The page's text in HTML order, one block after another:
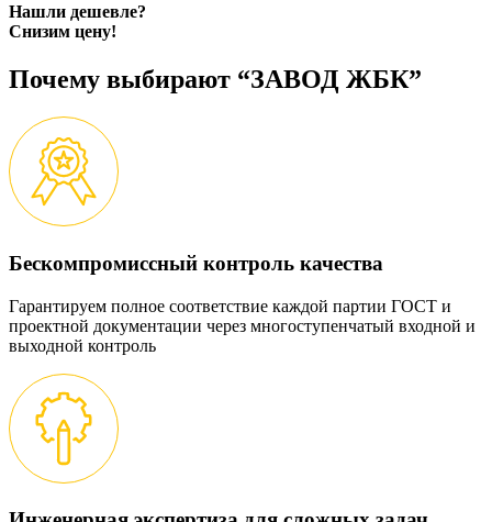
Нашли дешевле?
Снизим цену!
Почему выбирают “ЗАВОД ЖБК”
Бескомпромиссный контроль качества
Гарантируем полное соответствие каждой партии ГОСТ и
проектной документации через многоступенчатый входной и
выходной контроль